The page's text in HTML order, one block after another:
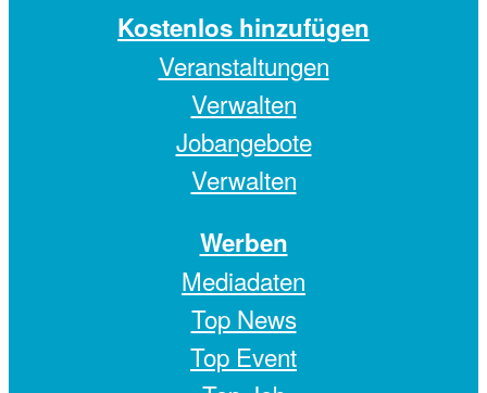
Kostenlos hinzufügen
Veranstaltungen
Verwalten
Jobangebote
Verwalten
Werben
Mediadaten
Top News
Top Event